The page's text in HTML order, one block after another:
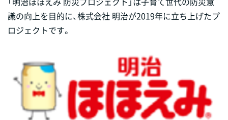
識の向上を目的に、株式会社 明治が2019年に立ち上げたプ
ロジェクトです。